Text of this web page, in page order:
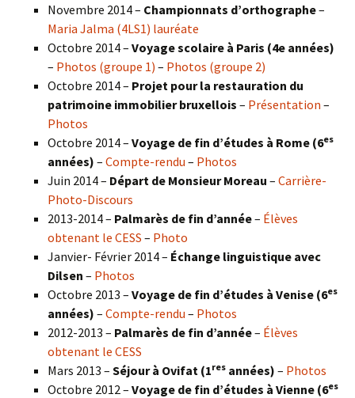
Novembre 2014 – Championnats d’orthographe–
Maria Jalma (4LS1) lauréate
Octobre 2014 – Voyage scolaire à Paris (4e années)
– Photos (groupe 1) – Photos (groupe 2)
Octobre 2014 – Projet pour la restauration du
patrimoine immobilier bruxellois – Présentation –
Photos
Octobre 2014 – Voyage de fin d’études à Rome (6es
années) – Compte-rendu – Photos
Juin 2014 – Départ de Monsieur Moreau – Carrière-
Photo-Discours
2013-2014 – Palmarès de fin d’année– Élèves
obtenant le CESS – Photo
Janvier- Février 2014 – Échange linguistique avec
Dilsen – Photos
Octobre 2013 – Voyage de fin d’études à Venise (6es
années) – Compte-rendu – Photos
2012-2013 – Palmarès de fin d’année– Élèves
obtenant le CESS
Mars 2013 – Séjour à Ovifat (1res années) – Photos
Octobre 2012 – Voyage de fin d’études à Vienne (6es